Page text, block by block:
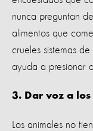
nunca preguntan
alimentos que
crueles sistemas
ayuda a presionar
3. Dar voz a
Los animales no